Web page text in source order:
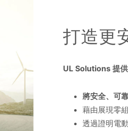
打造更
UL Solutions 提
將安全、可
藉由展現零
透過證明電